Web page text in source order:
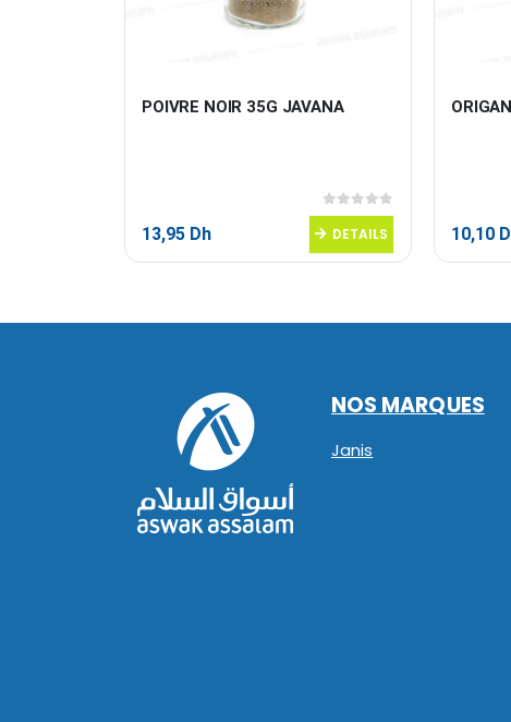
POIVRE NOIR 35G JAVANA
0sur 5
13,95 Dh DETAILS 10,10
NOS MARQUES
Janis